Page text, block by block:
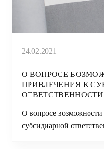
24.02.2021
О ВОПРОСЕ
ПРИВЛЕЧЕНИЯ К
О вопросе возможности
субсидиарной